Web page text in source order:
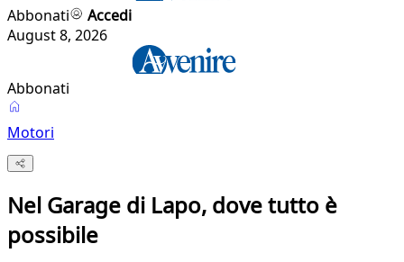
Abbonati
Accedi
August 8, 2026
Abbonati
Motori
Nel Garage di Lapo, dove tutto è
possibile